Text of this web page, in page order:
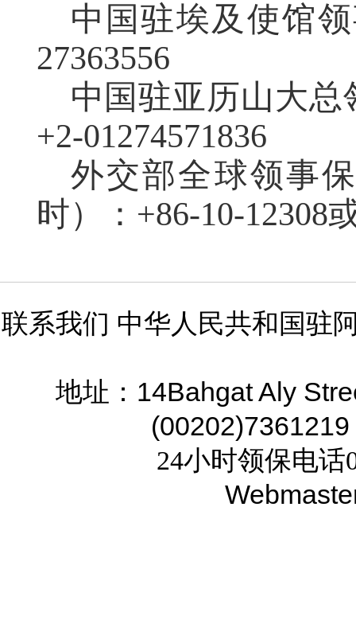
中国驻埃及使馆
27363556
中国驻亚历山大
+2-01274571836
外交部全球领事
时）：+86-10-12308
联系我们 中华人民共和国驻
地址： 14Bahgat Aly
(00202)7361219
24小时领保电话